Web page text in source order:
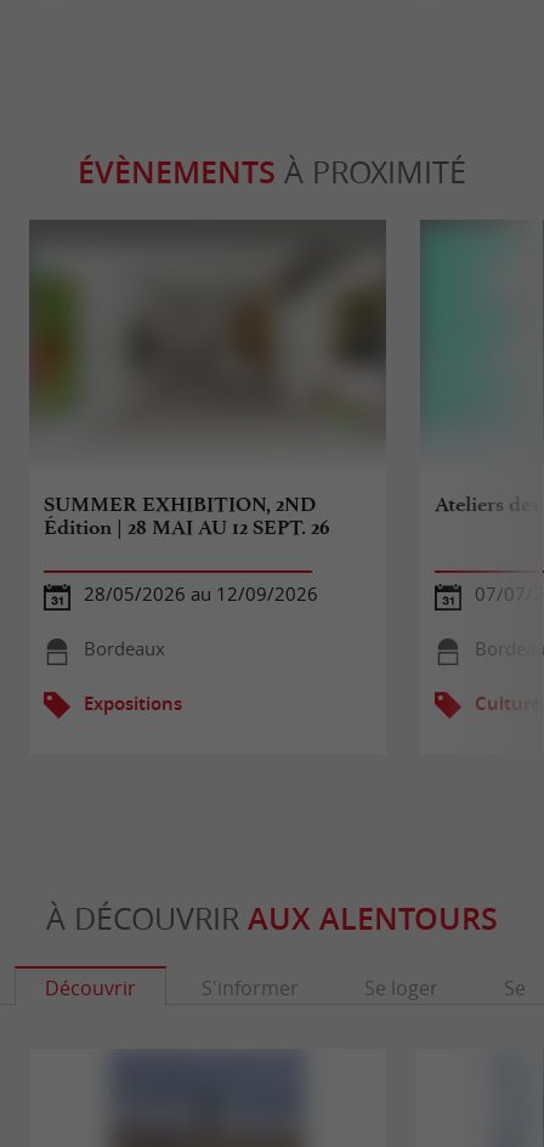
ÉVÈNEMENTS À PROXIMITÉ
SUMMER EXHIBITION, 2ND
Édition | 28 MAI AU 12 SEPT. 26
28/05/2026 au 12/09/2026
Bordeaux
Expositions
Ateliers des
07/07/
Culture
À DÉCOUVRIR AUX ALENTOURS
Découvrir S'informer Se loger Se